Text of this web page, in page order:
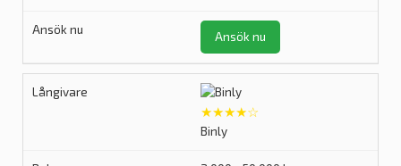
Ansök nu
★★★★☆
Binly